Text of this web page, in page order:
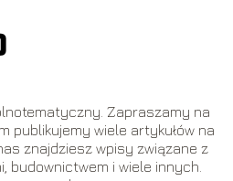
Zapraszamy na
publikujemy wiele artykułów na
znajdziesz wpisy związane z
budownictwem i wiele innych.